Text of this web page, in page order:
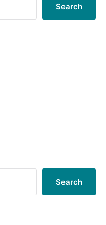
Search
Search